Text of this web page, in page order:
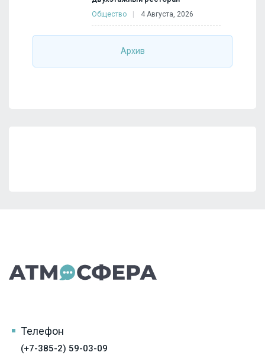
Общество 4 Августа, 2026
Архив
Телефон
(+7-385-2) 59-03-09